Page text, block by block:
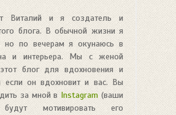
Виталий и я создатель и
блога. В обычной жизни я
но по вечерам я окунаюсь в
и интерьера. Мы с женой
блог для вдохновения и
если он вдохновит и вас. Вы
за мной в Instagram (ваши
мотивировать его